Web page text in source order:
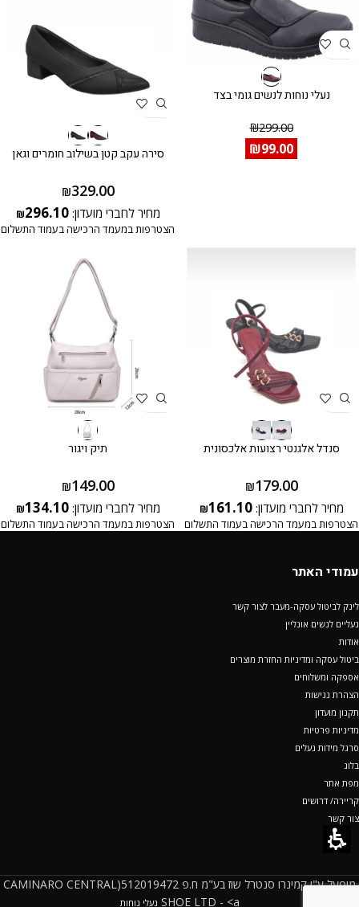
נעלי נוחות לנשים גומי בצד
₪299.00
₪99.00 סירה עקב קטן בשילוב חומרים וגאן
₪329.00
מחיר לחברי מועדון: ₪296.10
הצטרפות במעמד הרכישה בעמוד התשלום
סנדל אלגנטי רצועות אלכסונית
₪179.00
מחיר לחברי מועדון: ₪161.10
הצטרפות במעמד הרכישה בעמוד התשלום
תיק ויגור
₪149.00
מחיר לחברי מועדון: ₪134.10
הצטרפות במעמד הרכישה בעמוד התשלום
עמודי האתר
לינק לביטול עסקה-מעבר לצור קשר
נעליים לנשים אונליין
אודות
ביטול עסקה ומדיניות החזרת מוצרים
אספקה ומשלוחים
הצהרת נגישות
תקנון מועדון
מדיניות פרטיות
סרגל מידות נעלים
בלוג
מפת אתר
קריירה/ דרושים
צור קשר
מופעל ע"י קמינרו סנטרל שוז בע"מ ח.פ 512019472(CAMINARO CENTRAL
SHOE LTD - <a נעלי נוחות